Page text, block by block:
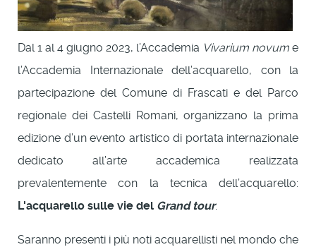
Dal 1 al 4 giugno 2023, l’Accademia Vivarium novum e
l’Accademia Internazionale dell’acquarello, con la
partecipazione del Comune di Frascati e del Parco
regionale dei Castelli Romani, organizzano la prima
edizione d’un evento artistico di portata internazionale
dedicato all’arte accademica realizzata
prevalentemente con la tecnica dell’acquarello:
L'acquarello sulle vie del Grand tour.
Saranno presenti i più noti acquarellisti nel mondo che